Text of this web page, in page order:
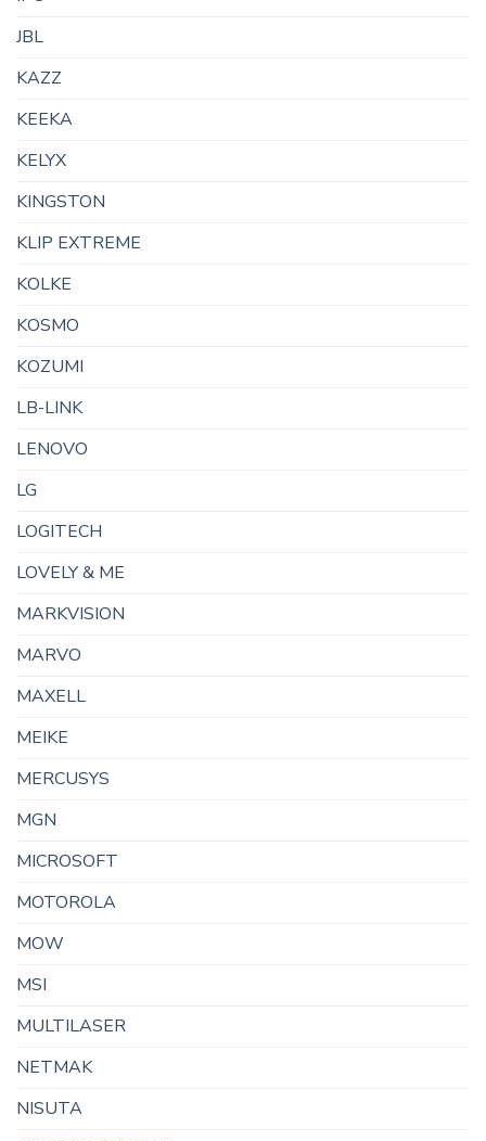
JBL
KAZZ
KEEKA
KELYX
KINGSTON
KLIP EXTREME
KOLKE
KOSMO
KOZUMI
LB-LINK
LENOVO
LG
LOGITECH
LOVELY & ME
MARKVISION
MARVO
MAXELL
MEIKE
MERCUSYS
MGN
MICROSOFT
MOTOROLA
MOW
MSI
MULTILASER
NETMAK
NISUTA